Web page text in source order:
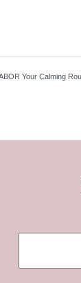
Your Calming